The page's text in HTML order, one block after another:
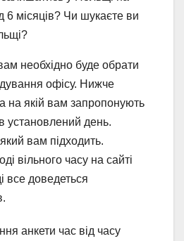
6 місяців? Чи шукаєте ви
необхідно буде обрати
офісу. Нижче
на якій вам запропонують
установлений день.
вам підходить.
вільного часу на сайті
все доведеться
анкети час від часу